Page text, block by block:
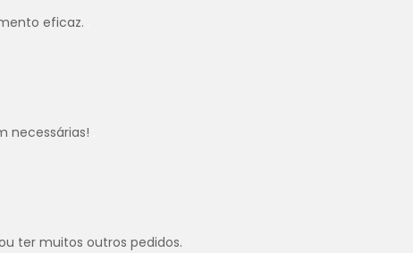
eficaz.
necessárias!
ter muitos outros pedidos.